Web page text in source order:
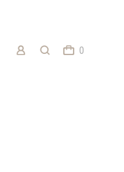
0